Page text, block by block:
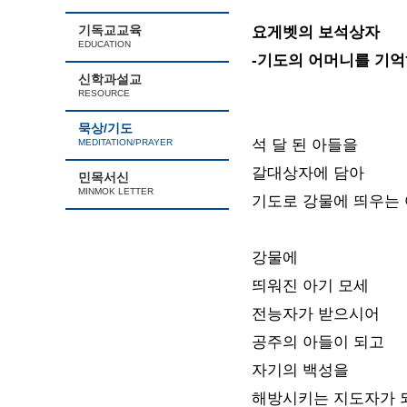
기독교교육
EDUCATION
신학과설교
RESOURCE
묵상/기도
MEDITATION/PRAYER
민목서신
MINMOK LETTER
요게벳의 보석상자
-기도의 어머니를 기
석 달 된 아들을
갈대상자에 담아
기도로 강물에 띄우는
강물에
띄워진 아기 모세
전능자가 받으시어
공주의 아들이 되고
자기의 백성을
해방시키는 지도자가